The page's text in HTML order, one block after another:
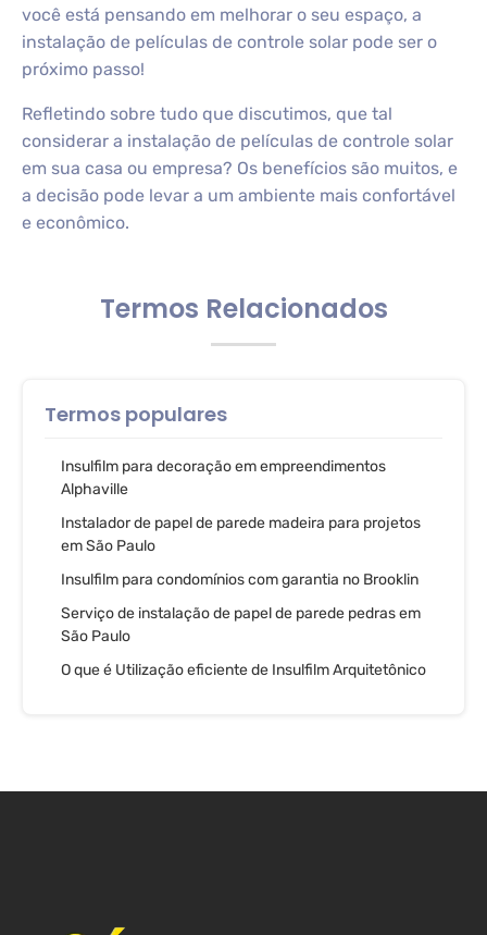
você está pensando em melhorar o seu espaço, a
instalação de películas de controle solar pode ser o
próximo passo!
Refletindo sobre tudo que discutimos, que tal
considerar a instalação de películas de controle solar
em sua casa ou empresa? Os benefícios são muitos, e
a decisão pode levar a um ambiente mais confortável
e econômico.
Termos Relacionados
Termos populares
Insulfilm para decoração em empreendimentos
Alphaville
Instalador de papel de parede madeira para projetos
em São Paulo
Insulfilm para condomínios com garantia no Brooklin
Serviço de instalação de papel de parede pedras em
São Paulo
O que é Utilização eficiente de Insulfilm Arquitetônico